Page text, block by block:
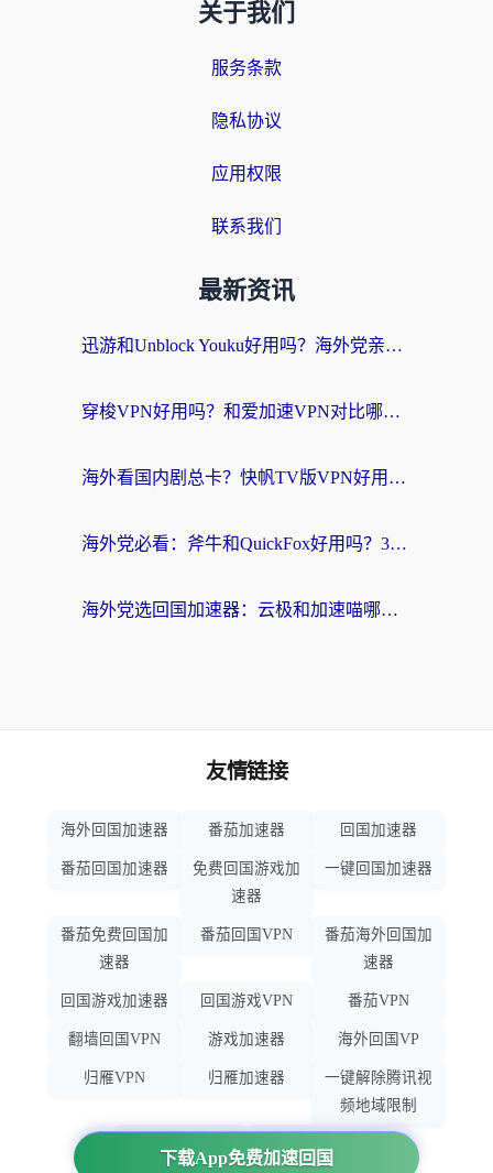
关于我们
服务条款
隐私协议
应用权限
联系我们
最新资讯
迅游和Unblock Youku好用吗？海外党亲测：3个维度教你选对回国加速器
穿梭VPN好用吗？和爱加速VPN对比哪个回国效果更好？海外党必看的实用指南
海外看国内剧总卡？快帆TV版VPN好用吗？和海牛VPN对比哪个回国效果更好？
海外党必看：斧牛和QuickFox好用吗？3步选对回国加速器，无缝刷国内剧玩游戏
海外党选回国加速器：云极和加速喵哪个好？附3款热门工具实测对比
下载App免费加速回国
友情链接
海外回国加速器 番茄加速器 回国加速器
番茄回国加速器
免费回国游戏加
速器
一键回国加速器
番茄免费回国加
速器
番茄回国VPN
番茄海外回国加
速器
回国游戏加速器 回国游戏VPN 番茄VPN
翻墙回国VPN 游戏加速器 海外回国VP
归雁VPN 归雁加速器
一键解除腾讯视
频地域限制
回国VPN推荐 回国VPN